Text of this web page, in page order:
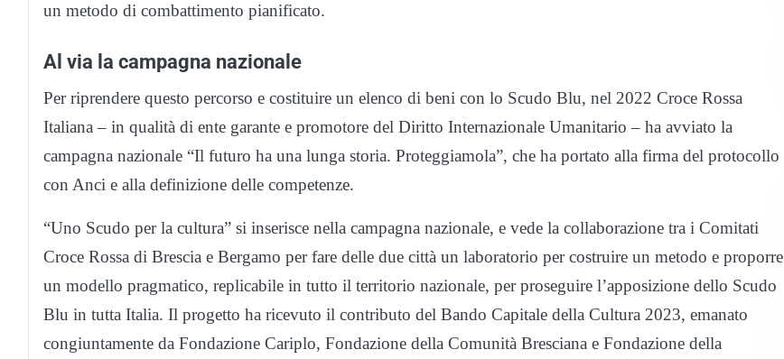
un metodo di combattimento pianificato.
Al via la campagna nazionale
Per riprendere questo percorso e costituire un elenco di beni con lo Scudo Blu, nel 2022 Croce Rossa
Italiana – in qualità di ente garante e promotore del Diritto Internazionale Umanitario – ha avviato la
campagna nazionale “Il futuro ha una lunga storia. Proteggiamola”, che ha portato alla firma del protocollo
con Anci e alla definizione delle competenze.
“Uno Scudo per la cultura” si inserisce nella campagna nazionale, e vede la collaborazione tra i Comitati
Croce Rossa di Brescia e Bergamo per fare delle due città un laboratorio per costruire un metodo e proporre
un modello pragmatico, replicabile in tutto il territorio nazionale, per proseguire l’apposizione dello Scudo
Blu in tutta Italia. Il progetto ha ricevuto il contributo del Bando Capitale della Cultura 2023, emanato
congiuntamente da Fondazione Cariplo, Fondazione della Comunità Bresciana e Fondazione della